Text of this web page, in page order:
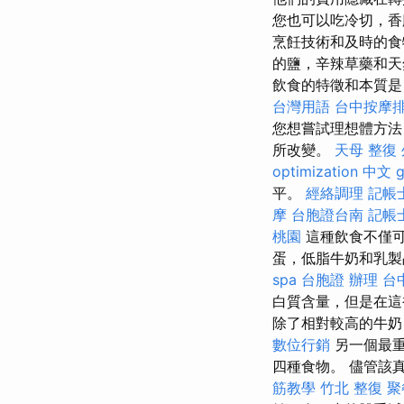
您也可以吃冷切，
烹飪技術和及時的
的鹽，辛辣草藥和
飲食的特徵和本質
台灣用語 台中按摩
您想嘗試理想體方
所改變。 天母 整復
optimization 中文
平。 經絡調理 記帳
摩 台胞證台南 記帳
桃園 這種飲食不僅
蛋，低脂牛奶和乳
spa 台胞證 辦理 台
白質含量，但是在
除了相對較高的牛
數位行銷 另一個最
四種食物。 儘管該
筋教學 竹北 整復